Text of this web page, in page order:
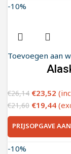
-10%
Toevoegen aan
€26,14 €23,52
€21,60 €19,44
PRIJSOPGAVE
-10%